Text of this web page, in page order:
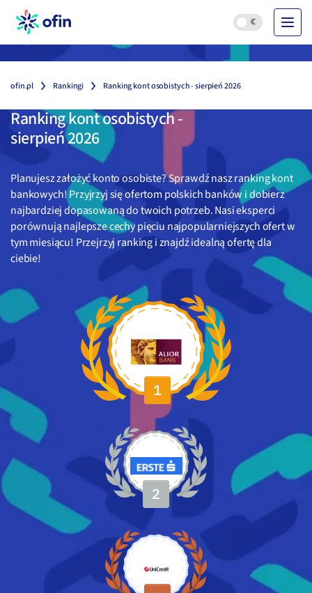
ofin.pl Rankingi Ranking kont osobistych - sierpień 2026
Ranking kont osobistych -
sierpień 2026
Planujesz założyć konto osobiste? Sprawdź nasz ranking kont
bankowych! Przyjrzyj się ofertom polskich banków i dobierz
najbardziej dopasowaną do twoich potrzeb. Nasi eksperci
porównują najlepsze cechy pięciu najpopularniejszych ofert w
tym miesiącu! Przejrzyj ranking i znajdź idealną ofertę dla
ciebie!